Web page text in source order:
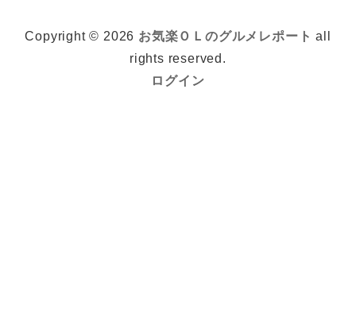
Copyright © 2026 お気楽ＯＬのグルメレポート all
rights reserved.
ログイン